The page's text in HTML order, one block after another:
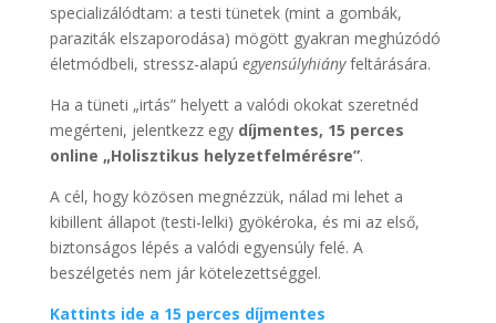
specializálódtam: a testi tünetek (mint a gombák,
paraziták elszaporodása) mögött gyakran meghúzódó
életmódbeli, stressz-alapú egyensúlyhiányfeltárására.
Ha a tüneti „irtás” helyett a valódi okokat szeretnéd
megérteni, jelentkezz egy díjmentes, 15 perces
online „Holisztikus helyzetfelmérésre”.
A cél, hogy közösen megnézzük, nálad mi lehet a
kibillent állapot (testi-lelki) gyökéroka, és mi az első,
biztonságos lépés a valódi egyensúly felé. A
beszélgetés nem jár kötelezettséggel.
Kattints ide a 15 perces díjmentes